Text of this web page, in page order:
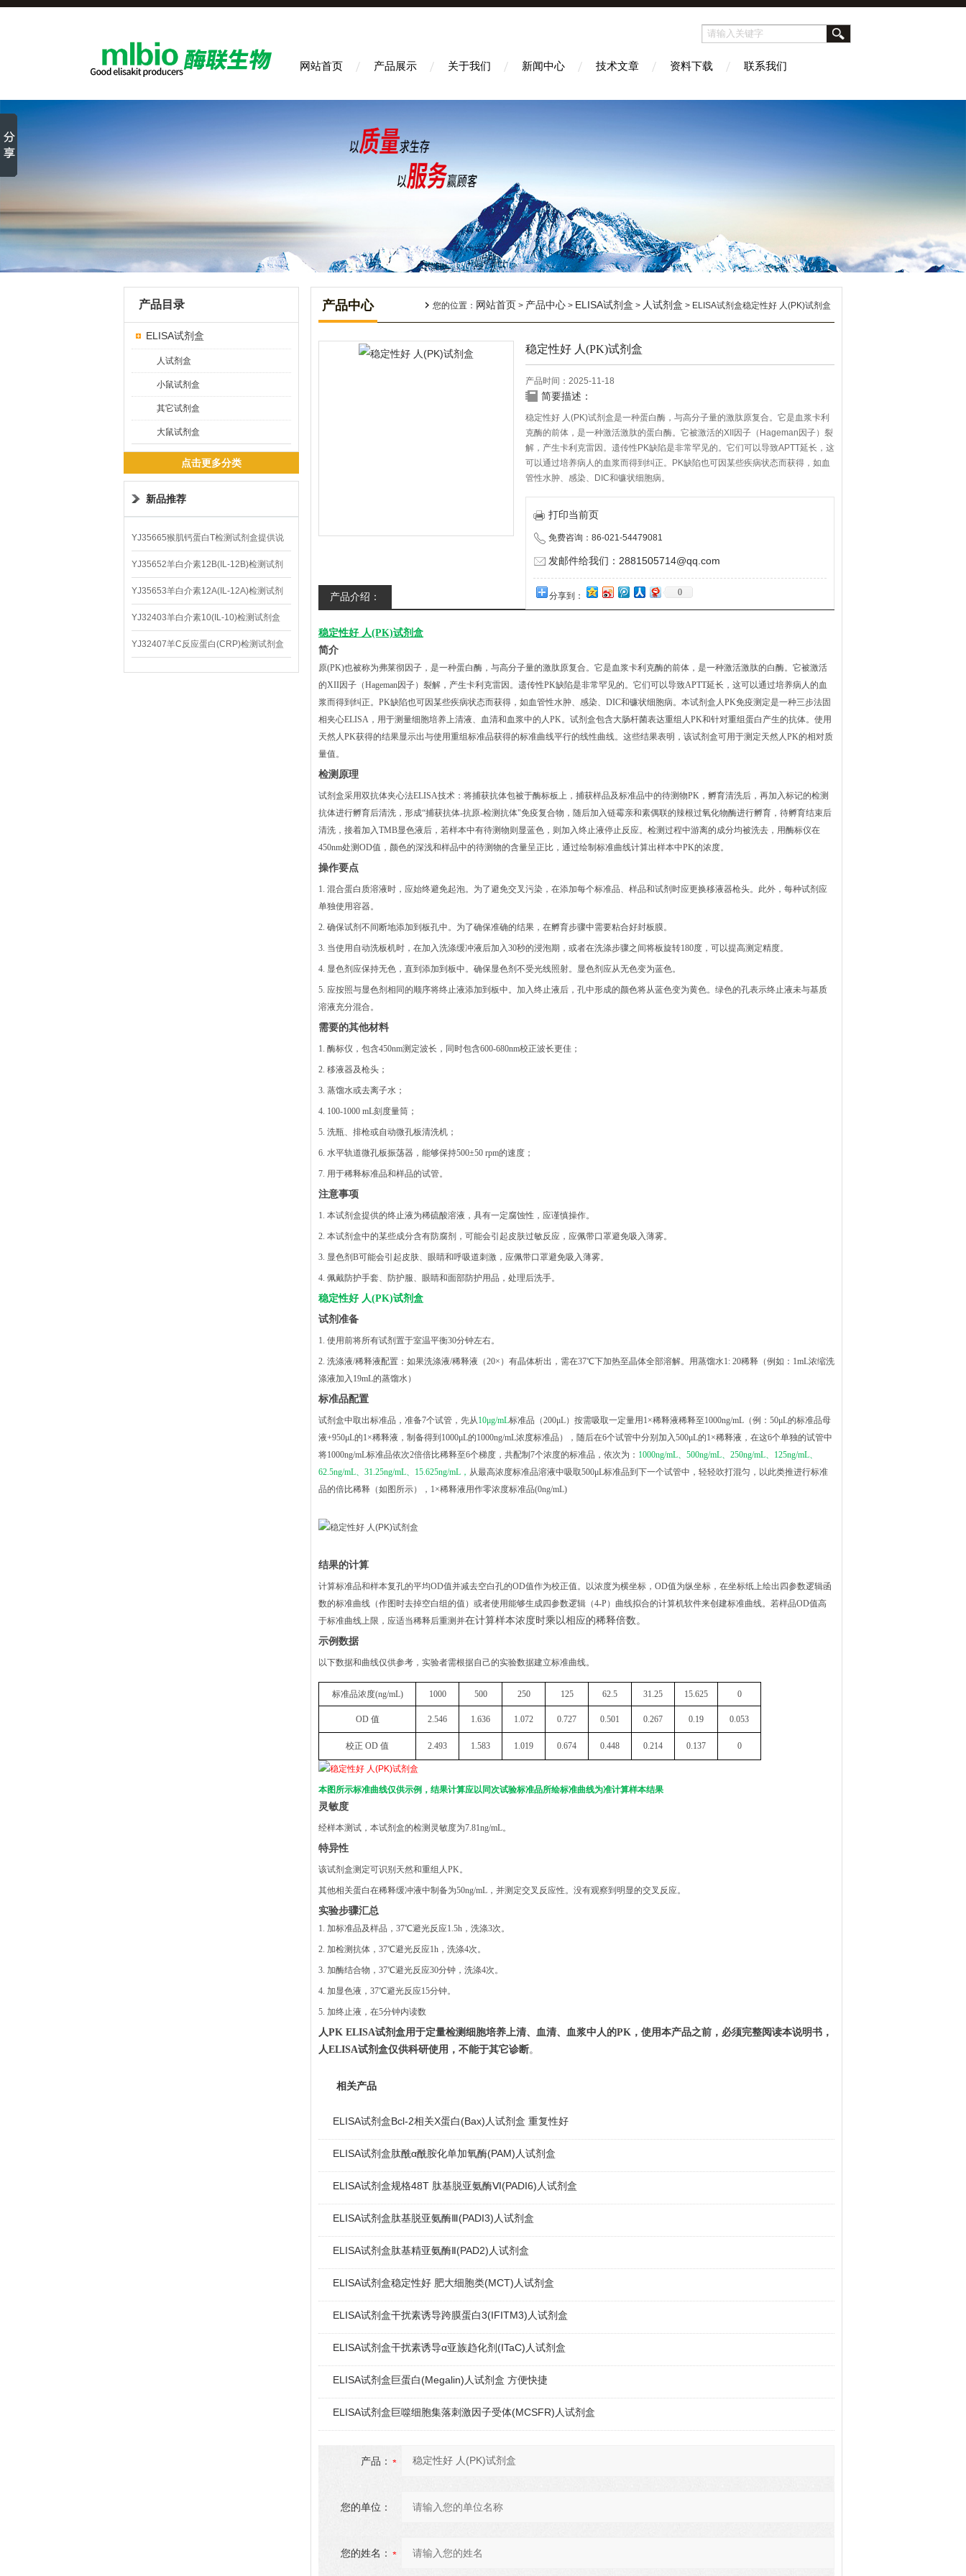
网站首页 产品展示 关于我们 新闻中心 技术文章 资料下载 联系我们
产品目录
ELISA试剂盒
人试剂盒
小鼠试剂盒
其它试剂盒
大鼠试剂盒
点击更多分类
新品推荐
YJ35665猴肌钙蛋白T检测试剂盒提供说
明书
YJ35652羊白介素12B(IL-12B)检测试剂
盒
YJ35653羊白介素12A(IL-12A)检测试剂
盒
YJ32403羊白介素10(IL-10)检测试剂盒
YJ32407羊C反应蛋白(CRP)检测试剂盒
产品中心 您的位置： 网站首页 > 产品中心 > ELISA试剂盒 > 人试剂盒 > ELISA试剂盒稳定性好 人(PK)试剂盒
稳定性好 人(PK)试剂盒
产品时间：2025-11-18
简要描述：
稳定性好 人(PK)试剂盒是一种蛋白酶，与高分子量的激肽原复合。它是血浆卡利
克酶的前体，是一种激活激肽的蛋白酶。它被激活的XII因子（Hageman因子）裂
解，产生卡利克雷因。遗传性PK缺陷是非常罕见的。它们可以导致APTT延长，这
可以通过培养病人的血浆而得到纠正。PK缺陷也可因某些疾病状态而获得，如血
管性水肿、感染、DIC和镰状细胞病。
打印当前页
免费咨询：86-021-54479081
发邮件给我们：2881505714@qq.com
分享到： 0
产品介绍：
稳定性好 人(PK)试剂盒
简介
原(PK)也被称为弗莱彻因子，是一种蛋白酶，与高分子量的激肽原复合。它是血浆卡利克酶的前体，是一种激活激肽的白酶。它被激活
的XII因子（Hageman因子）裂解，产生卡利克雷因。遗传性PK缺陷是非常罕见的。它们可以导致APTT延长，这可以通过培养病人的血
浆而得到纠正。PK缺陷也可因某些疾病状态而获得，如血管性水肿、感染、DIC和镰状细胞病。本试剂盒人PK免疫测定是一种三步法固
相夹心ELISA，用于测量细胞培养上清液、血清和血浆中的人PK。试剂盒包含大肠杆菌表达重组人PK和针对重组蛋白产生的抗体。使用
天然人PK获得的结果显示出与使用重组标准品获得的标准曲线平行的线性曲线。这些结果表明，该试剂盒可用于测定天然人PK的相对质
量值。
检测原理
试剂盒采用双抗体夹心法ELISA技术：将捕获抗体包被于酶标板上，捕获样品及标准品中的待测物PK，孵育清洗后，再加入标记的检测
抗体进行孵育后清洗，形成“捕获抗体-抗原-检测抗体"免疫复合物，随后加入链霉亲和素偶联的辣根过氧化物酶进行孵育，待孵育结束后
清洗，接着加入TMB显色液后，若样本中有待测物则显蓝色，则加入终止液停止反应。检测过程中游离的成分均被洗去，用酶标仪在
450nm处测OD值，颜色的深浅和样品中的待测物的含量呈正比，通过绘制标准曲线计算出样本中PK的浓度。
操作要点
1. 混合蛋白质溶液时，应始终避免起泡。为了避免交叉污染，在添加每个标准品、样品和试剂时应更换移液器枪头。此外，每种试剂应
单独使用容器。
2. 确保试剂不间断地添加到板孔中。为了确保准确的结果，在孵育步骤中需要粘合好封板膜。
3. 当使用自动洗板机时，在加入洗涤缓冲液后加入30秒的浸泡期，或者在洗涤步骤之间将板旋转180度，可以提高测定精度。
4. 显色剂应保持无色，直到添加到板中。确保显色剂不受光线照射。显色剂应从无色变为蓝色。
5. 应按照与显色剂相同的顺序将终止液添加到板中。加入终止液后，孔中形成的颜色将从蓝色变为黄色。绿色的孔表示终止液未与基质
溶液充分混合。
需要的其他材料
1. 酶标仪，包含450nm测定波长，同时包含600-680nm校正波长更佳；
2. 移液器及枪头；
3. 蒸馏水或去离子水；
4. 100-1000 mL刻度量筒；
5. 洗瓶、排枪或自动微孔板清洗机；
6. 水平轨道微孔板振荡器，能够保持500±50 rpm的速度；
7. 用于稀释标准品和样品的试管。
注意事项
1. 本试剂盒提供的终止液为稀硫酸溶液，具有一定腐蚀性，应谨慎操作。
2. 本试剂盒中的某些成分含有防腐剂，可能会引起皮肤过敏反应，应佩带口罩避免吸入薄雾。
3. 显色剂B可能会引起皮肤、眼睛和呼吸道刺激，应佩带口罩避免吸入薄雾。
4. 佩戴防护手套、防护服、眼睛和面部防护用品，处理后洗手。
稳定性好 人(PK)试剂盒
试剂准备
1. 使用前将所有试剂置于室温平衡30分钟左右。
2. 洗涤液/稀释液配置：如果洗涤液/稀释液（20×）有晶体析出，需在37℃下加热⾄晶体全部溶解。用蒸馏水1: 20稀释（例如：1mL浓缩洗
涤液加入19mL的蒸馏水）
标准品配置
试剂盒中取出标准品，准备7个试管，先从10μg/mL标准品（200μL）按需吸取一定量用1×稀释液稀释至1000ng/mL（例：50μL的标准品母
液+950μL的1×稀释液，制备得到1000μL的1000ng/mL浓度标准品），随后在6个试管中分别加入500μL的1×稀释液，在这6个单独的试管中
将1000ng/mL标准品依次2倍倍比稀释至6个梯度，共配制7个浓度的标准品，依次为： 1000ng/mL、500ng/mL、250ng/mL、125ng/mL、
62.5ng/mL、31.25ng/mL、15.625ng/mL， 从最高浓度标准品溶液中吸取500μL标准品到下一个试管中，轻轻吹打混匀，以此类推进行标准
品的倍比稀释（如图所示），1×稀释液用作零浓度标准品(0ng/mL)
结果的计算
计算标准品和样本复孔的平均OD值并减去空白孔的OD值作为校正值。以浓度为横坐标，OD值为纵坐标，在坐标纸上绘出四参数逻辑函
数的标准曲线（作图时去掉空白组的值）或者使用能够生成四参数逻辑（4-P）曲线拟合的计算机软件来创建标准曲线。若样品OD值高
于标准曲线上限，应适当稀释后重测并在计算样本浓度时乘以相应的稀释倍数。
示例数据
以下数据和曲线仅供参考，实验者需根据自己的实验数据建立标准曲线。
标准品浓度(ng/mL) 1000 500 250 125 62.5 31.25 15.625 0
OD 值 2.546 1.636 1.072 0.727 0.501 0.267 0.19 0.053
校正 OD 值 2.493 1.583 1.019 0.674 0.448 0.214 0.137 0
本图所示标准曲线仅供示例，结果计算应以同次试验标准品所绘标准曲线为准计算样本结果
灵敏度
经样本测试，本试剂盒的检测灵敏度为7.81ng/mL。
特异性
该试剂盒测定可识别天然和重组人PK。
其他相关蛋白在稀释缓冲液中制备为50ng/mL，并测定交叉反应性。没有观察到明显的交叉反应。
实验步骤汇总
1. 加标准品及样品，37℃避光反应1.5h，洗涤3次。
2. 加检测抗体， 37℃避光反应1h，洗涤4次。
3. 加酶结合物， 37℃避光反应30分钟，洗涤4次。
4. 加显色液，37℃避光反应15分钟。
5. 加终止液，在5分钟内读数
人PK ELISA试剂盒用于定量检测细胞培养上清、血清、血浆中人的PK ，使用本产品之前，必须完整阅读本说明书 ，
人ELISA试剂盒仅供科研使用，不能于其它诊断。
相关产品
ELISA试剂盒Bcl-2相关X蛋白(Bax)人试剂盒 重复性好
ELISA试剂盒肽酰α酰胺化单加氧酶(PAM)人试剂盒
ELISA试剂盒规格48T 肽基脱亚氨酶Ⅵ(PADI6)人试剂盒
ELISA试剂盒肽基脱亚氨酶Ⅲ(PADI3)人试剂盒
ELISA试剂盒肽基精亚氨酶Ⅱ(PAD2)人试剂盒
ELISA试剂盒稳定性好 肥大细胞类(MCT)人试剂盒
ELISA试剂盒干扰素诱导跨膜蛋白3(IFITM3)人试剂盒
ELISA试剂盒干扰素诱导α亚族趋化剂(ITaC)人试剂盒
ELISA试剂盒巨蛋白(Megalin)人试剂盒 方便快捷
ELISA试剂盒巨噬细胞集落刺激因子受体(MCSFR)人试剂盒
产品：
您的单位：
您的姓名：